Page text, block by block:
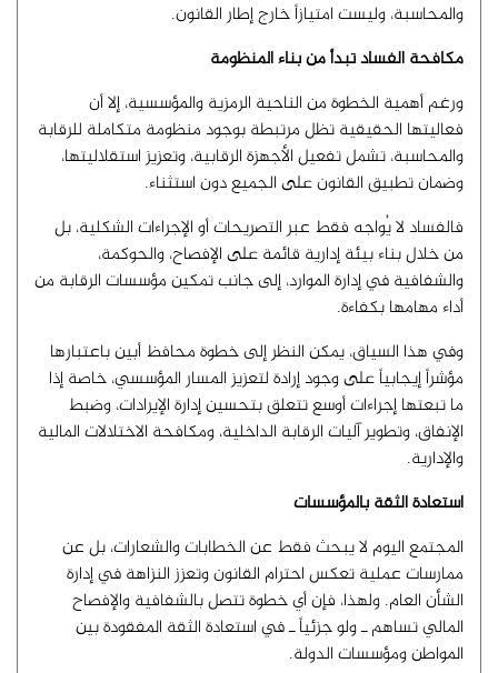
والمحاسبة، وليست امتيازاً خارج إطار القانون.
مكافحة الفساد تبدأ من بناء المنظومة
ورغم أهمية الخطوة من الناحية الرمزية والمؤسسية، إلا أن
فعاليتها الحقيقية تظل مرتبطة بوجود منظومة متكاملة للرقابة
والمحاسبة، تشمل تفعيل الأجهزة الرقابية، وتعزيز استقلاليتها،
وضمان تطبيق القانون على الجميع دون استثناء.
فالفساد لا يُواجه فقط عبر التصريحات أو الإجراءات الشكلية، بل
من خلال بناء بيئة إدارية قائمة على الإفصاح، والحوكمة،
والشفافية في إدارة الموارد، إلى جانب تمكين مؤسسات الرقابة من
أداء مهامها بكفاءة.
وفي هذا السياق، يمكن النظر إلى خطوة محافظ أبين باعتبارها
مؤشراً إيجابياً على وجود إرادة لتعزيز المسار المؤسسي، خاصة إذا
ما تبعتها إجراءات أوسع تتعلق بتحسين إدارة الإيرادات، وضبط
الإنفاق، وتطوير آليات الرقابة الداخلية، ومكافحة الاختلالات المالية
والإدارية.
استعادة الثقة بالمؤسسات
المجتمع اليوم لا يبحث فقط عن الخطابات والشعارات، بل عن
ممارسات عملية تعكس احترام القانون وتعزز النزاهة في إدارة
الشأن العام. ولهذا، فإن أي خطوة تتصل بالشفافية والإفصاح
المالي تساهم ـ ولو جزئياً ـ في استعادة الثقة المفقودة بين
المواطن ومؤسسات الدولة.